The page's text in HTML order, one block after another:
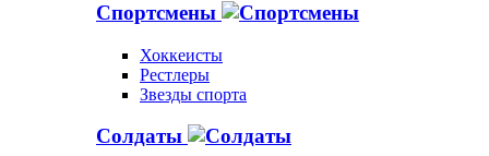
Спортсмены
Хоккеисты
Рестлеры
Звезды спорта
Солдаты